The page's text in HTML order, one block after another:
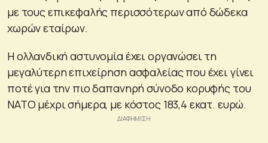
με τους επικεφαλής περισσότερων από δώδεκα
χωρών εταίρων.
Η ολλανδική αστυνομία έχει οργανώσει τη
μεγαλύτερη επιχείρηση ασφαλείας που έχει γίνει
ποτέ για την πιο δαπανηρή σύνοδο κορυφής του
ΝΑΤΟ μέχρι σήμερα, με κόστος 183,4 εκατ. ευρώ.